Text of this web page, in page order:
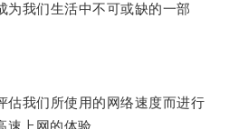
我们生活中不可或缺的一部
我们所使用的网络速度而进行